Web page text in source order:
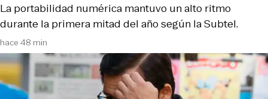
hace 48 min
La portabilidad numérica mantuvo un alto ritmo
durante la primera mitad del año según la Subtel.